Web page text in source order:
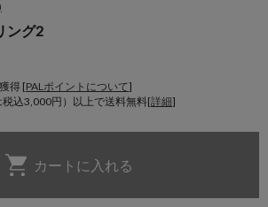
ング2
得 [PALポイントについて]
込3,000円）以上で送料無料[詳細]